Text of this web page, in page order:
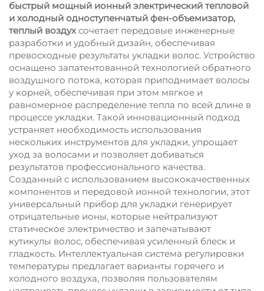
быстрый мощный ионный электрический тепловой
и холодный одноступенчатый фен-объемизатор,
теплый воздух сочетает передовые инженерные
разработки и удобный дизайн, обеспечивая
превосходные результаты укладки волос. Устройство
оснащено запатентованной технологией обратного
воздушного потока, которая приподнимает волосы
у корней, обеспечивая при этом мягкое и
равномерное распределение тепла по всей длине в
процессе укладки. Такой инновационный подход
устраняет необходимость использования
нескольких инструментов для укладки, упрощает
уход за волосами и позволяет добиваться
результатов профессионального качества.
Созданный с использованием высококачественных
компонентов и передовой ионной технологии, этот
универсальный прибор для укладки генерирует
отрицательные ионы, которые нейтрализуют
статическое электричество и запечатывают
кутикулы волос, обеспечивая усиленный блеск и
гладкость. Интеллектуальная система регулировки
температуры предлагает варианты горячего и
холодного воздуха, позволяя пользователям